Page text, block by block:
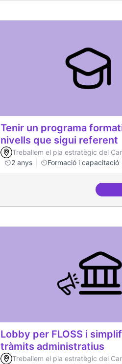
Tenir un programa
nivells que sigui referent
Treballem el pla estratègic del
2 anys
Formació i capacitació
Lobby per FLOSS i
tràmits administratius
Treballem el pla estratègic del